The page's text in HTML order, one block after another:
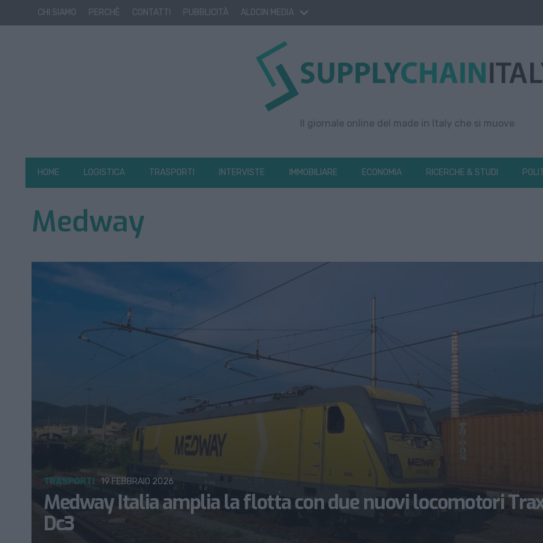
CHI SIAMO PERCHÈ CONTATTI PUBBLICITÀ ALOCIN MEDIA
Il giornale online del made in Italy che si muove
HOME LOGISTICA TRASPORTI INTERVISTE IMMOBILIARE ECONOMIA RICERCHE & STUDI
Medway
Medway Italia amplia la flotta con due nuovi locomotori
Dc3
TRASPORTI 19 FEBBRAIO 2026